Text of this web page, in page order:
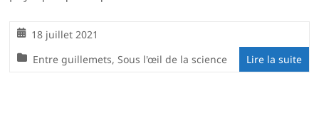
18 juillet 2021
Entre guillemets,Sous l'œil de la science Lire la suite